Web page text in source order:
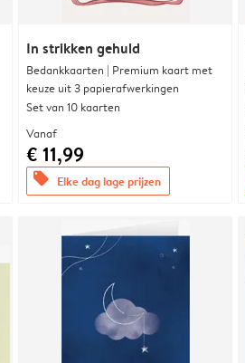
In strikken gehuld
Bedankkaarten | Premium kaart met
keuze uit 3 papierafwerkingen
Set van 10 kaarten
Vanaf
€ 11,99
offers Elke dag lage prijzen